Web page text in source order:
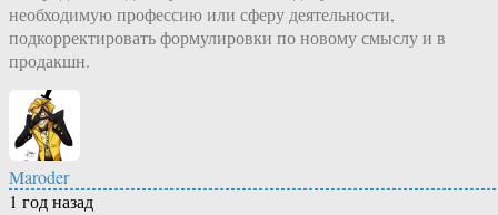
необходимую профессию или сферу деятельности,
подкорректировать формулировки по новому смыслу и в
продакшн.
Maroder
1 год назад